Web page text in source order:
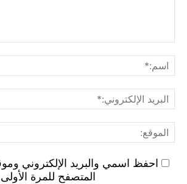
احفظ اسمي والبريد الإلكتروني
المتصفح للمرة